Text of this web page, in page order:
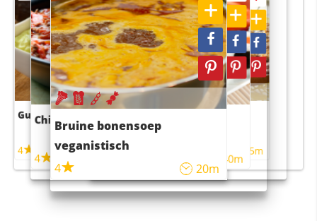
Guacamole
4
Chili con carne
4
Bruine bonensoep
veganistisch
4
20m
Sushi rijstsalade
maaltijdsalade
40m
4 55m